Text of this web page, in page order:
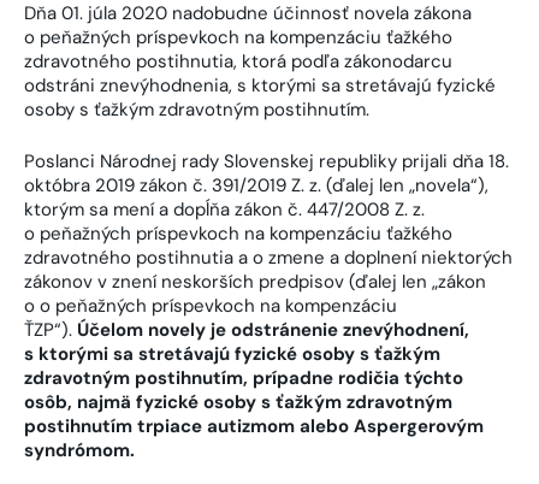
Dňa 01. júla 2020 nadobudne účinnosť novela zákona
o peňažných príspevkoch na kompenzáciu ťažkého
zdravotného postihnutia, ktorá podľa zákonodarcu
odstráni znevýhodnenia, s ktorými sa stretávajú fyzické
osoby s ťažkým zdravotným postihnutím.
Poslanci Národnej rady Slovenskej republiky prijali dňa 18.
októbra 2019 zákon č. 391/2019 Z. z. (ďalej len „novela“),
ktorým sa mení a dopĺňa zákon č. 447/2008 Z. z.
o peňažných príspevkoch na kompenzáciu ťažkého
zdravotného postihnutia a o zmene a doplnení niektorých
zákonov v znení neskorších predpisov (ďalej len „zákon
o o peňažných príspevkoch na kompenzáciu
ŤZP“). Účelom novely je odstránenie znevýhodnení,
s ktorými sa stretávajú fyzické osoby s ťažkým
zdravotným postihnutím, prípadne rodičia týchto
osôb, najmä fyzické osoby s ťažkým zdravotným
postihnutím trpiace autizmom alebo Aspergerovým
syndrómom.